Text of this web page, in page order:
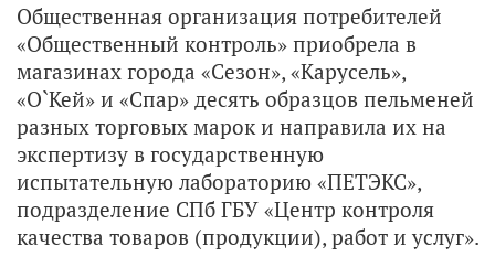
Общественная организация потребителей
«Общественный контроль» приобрела в
магазинах города «Сезон», «Карусель»,
«О`Кей» и «Спар» десять образцов пельменей
разных торговых марок и направила их на
экспертизу в государственную
испытательную лабораторию «ПЕТЭКС»,
подразделение СПб ГБУ «Центр контроля
качества товаров (продукции), работ и услуг».